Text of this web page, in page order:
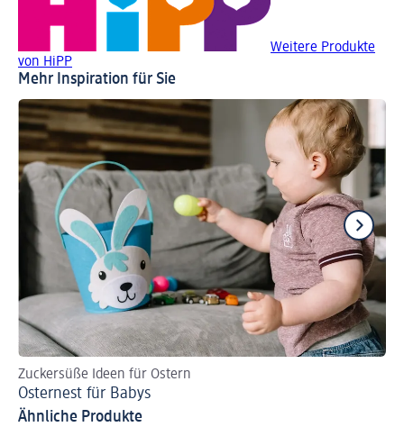
Weitere Produkte
von HiPP
Mehr Inspiration für Sie
Zuckersüße Ideen für Ostern
Osternest für Babys
Ähnliche Produkte